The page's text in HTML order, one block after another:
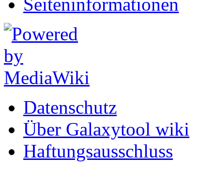
Datenschutz
Über Galaxytool wiki
Haftungsausschluss